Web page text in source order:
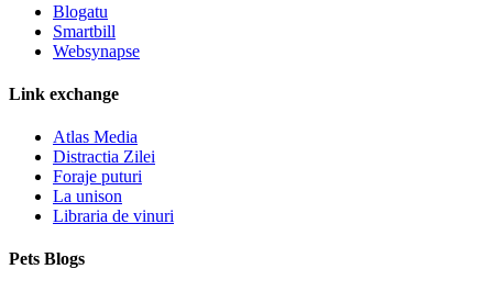
Blogatu
Smartbill
Websynapse
Link exchange
Atlas Media
Distractia Zilei
Foraje puturi
La unison
Libraria de vinuri
Pets Blogs